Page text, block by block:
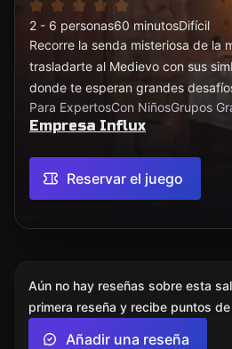
2 - 6 personas60 minutosDifícil
Recorre la senda misteriosa de la
trasladarte al Medievo con sus
donde te esperan grandes
Para ExpertosCon NiñosGrupos
Empresa Influx
Reservar el juego
Aún no hay reseñas sobre esta
primera reseña y recibe puntos
Añadir una reseña